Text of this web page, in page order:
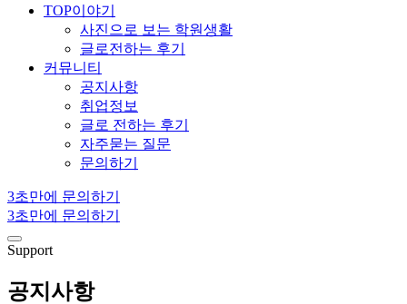
TOP이야기
사진으로 보는 학원생활
글로전하는 후기
커뮤니티
공지사항
취업정보
글로 전하는 후기
자주묻는 질문
문의하기
3초만에 문의하기
3초만에 문의하기
Support
공지사항